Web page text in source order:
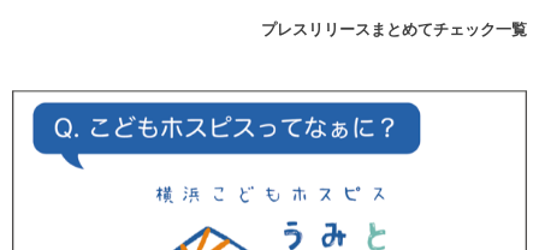
プレスリリースまとめてチェック一覧